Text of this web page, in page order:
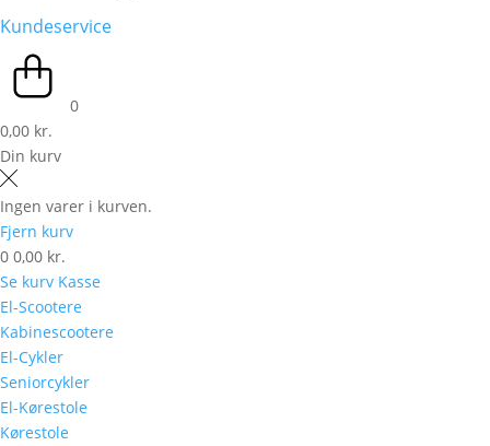
Kundeservice
0
0,00 kr.
Din kurv
Ingen varer i kurven.
Fjern kurv
0 0,00 kr.
Se kurv Kasse
El-Scootere
Kabinescootere
El-Cykler
Seniorcykler
El-Kørestole
Kørestole